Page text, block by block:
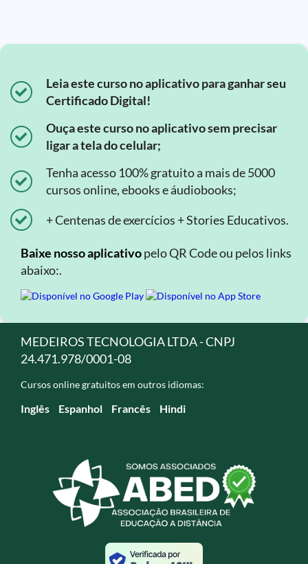
Leia este curso no aplicativo para ganhar seu
Certificado Digital!
Ouça este curso no aplicativo sem precisar
ligar a tela do celular;
Tenha acesso 100% gratuito a mais de 5000
cursos online, ebooks e áudiobooks;
+ Centenas de exercícios + Stories Educativos.
Baixe nosso aplicativopelo QR Code ou pelos links
abaixo:.
MEDEIROS TECNOLOGIA LTDA - CNPJ
24.471.978/0001-08
Cursos online gratuitos em outros idiomas:
Inglês Espanhol Francês Hindi